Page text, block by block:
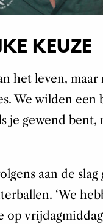
KEUZE
het leven, maar
We wilden een
je gewend bent,
aan de slag
‘We
op